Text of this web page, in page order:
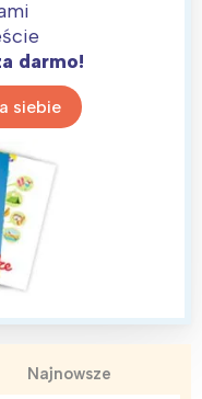
darmo!
siebie
Najnowsze
z